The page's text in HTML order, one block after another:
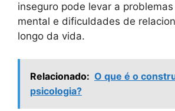
inseguro pode levar a
mental e dificuldades de
longo da vida.
Relacionado: O que é o
psicologia?